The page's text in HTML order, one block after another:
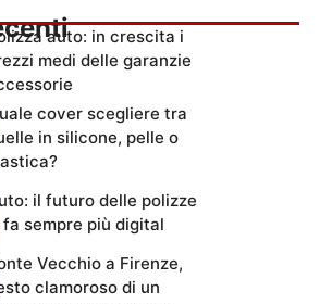
auto: in crescita i
medi delle garanzie
cover scegliere tra
in silicone, pelle o
il futuro delle polizze
fa sempre più digital
Vecchio a Firenze,
clamoroso di un